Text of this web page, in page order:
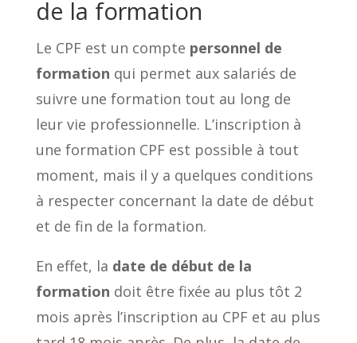
de la formation
Le CPF est un compte personnel de
formation qui permet aux salariés de
suivre une formation tout au long de
leur vie professionnelle. L’inscription à
une formation CPF est possible à tout
moment, mais il y a quelques conditions
à respecter concernant la date de début
et de fin de la formation.
En effet, la date de début de la
formation doit être fixée au plus tôt 2
mois après l’inscription au CPF et au plus